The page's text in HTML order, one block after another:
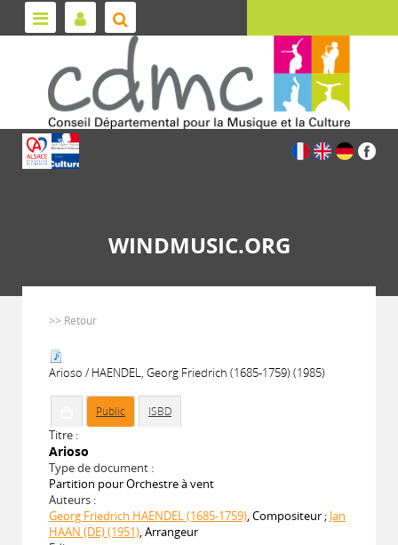
WINDMUSIC.ORG
>> Retour
Arioso / HAENDEL, Georg Friedrich (1685-1759) (1985)
Public ISBD
Titre :
Arioso
Type de document :
Partition pour Orchestre à vent
Auteurs :
Georg Friedrich HAENDEL (1685-1759), Compositeur ; Jan
HAAN (DE) (1951), Arrangeur